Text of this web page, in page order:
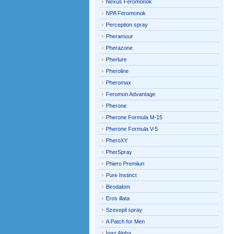
Nexus Feromonok
NPA Feromonok
Perception spray
Pheramour
Pherazone
Pherlure
Pheroline
Pheromax
Feromon Advantage
Pherone
Pherone Formula M-15
Pherone Formula V-5
PheroXY
PherSpray
Phiero Premiiun
Pure Instinct
Birodalom
Eros illata
Szexepil spray
A Patch for Men